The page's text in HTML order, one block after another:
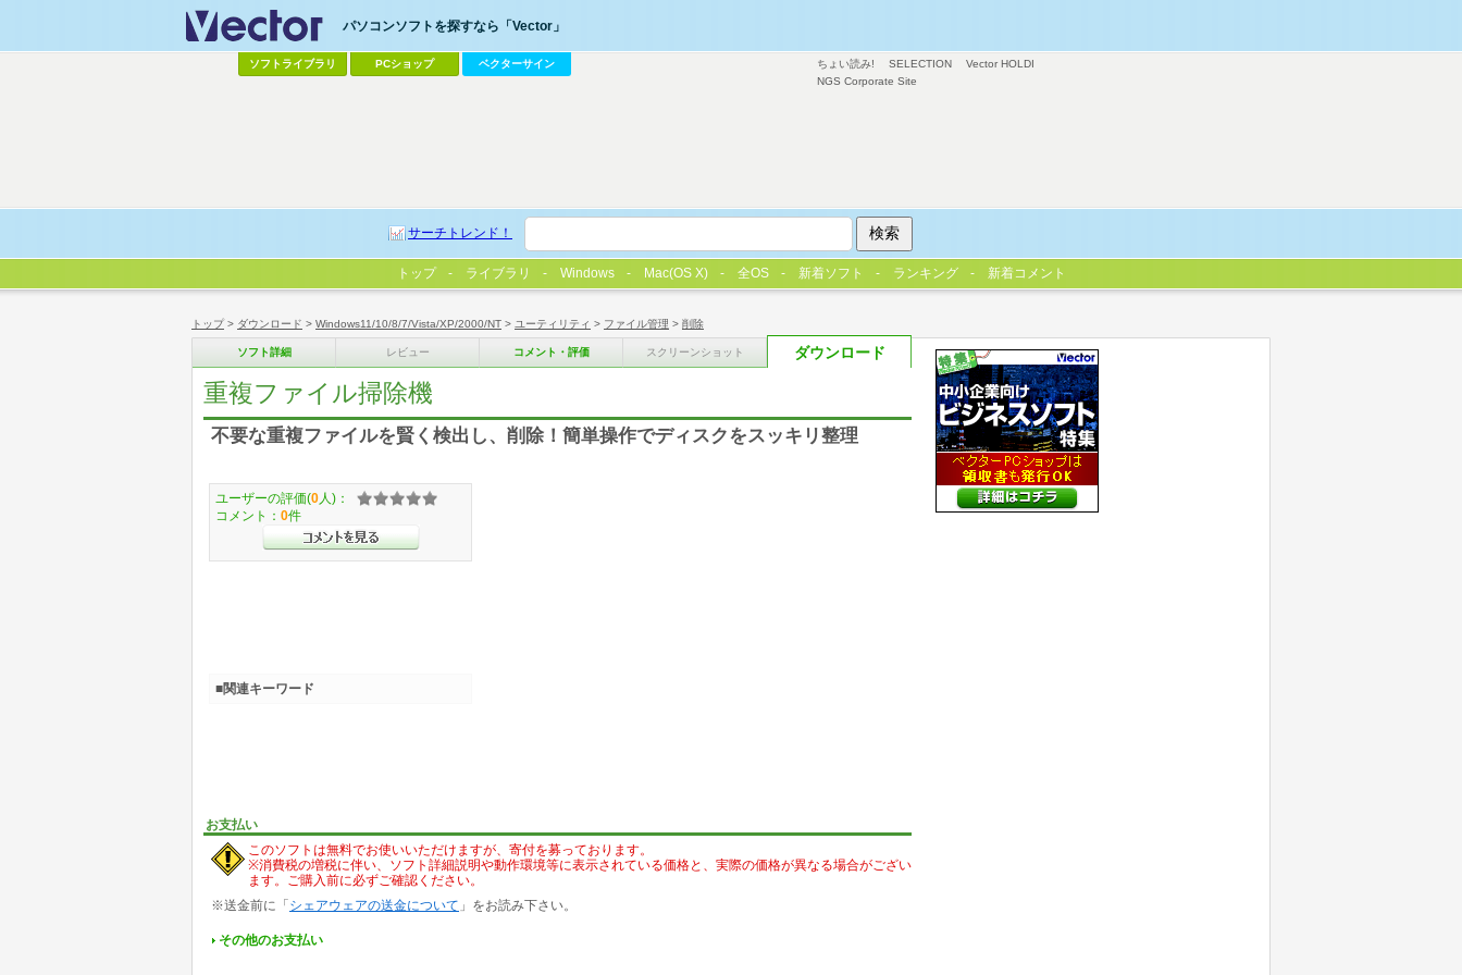
トップ> ダウンロード > Windows11/10/8/7/Vista/XP/2000/NT > ユーティリティ > ファイル管理 > 削除
ソフト詳細 レビュー コメント・評価 スクリーンショット ダウンロード
重複ファイル掃除機
不要な重複ファイルを賢く検出し、削除！簡単操作でディスクをスッキリ整理
お支払い
このソフトは無料でお使いいただけますが、寄付を募っております。
※消費税の増税に伴い、ソフト詳細説明や動作環境等に表示されている価格と、実際の価格が異なる場合がござい
ます。ご購入前に必ずご確認ください。
※送金前に「シェアウェアの送金について 」をお読み下さい。
その他のお支払い
ユーザーの評価(0 人)：
コメント： 0件
■関連キーワード
ちょい読み! SELECTION
Vector HOLDI
NGS Corporate Site
パソコンソフトを探すなら「Vector」
ソフトライブラリ PCショップ ベクターサイン
サーチトレンド！
トップ ライブラリ Windows Mac(OS X) 全OS 新着ソフト ランキング 新着コメント